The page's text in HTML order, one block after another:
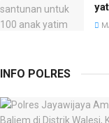
INFO POLRES